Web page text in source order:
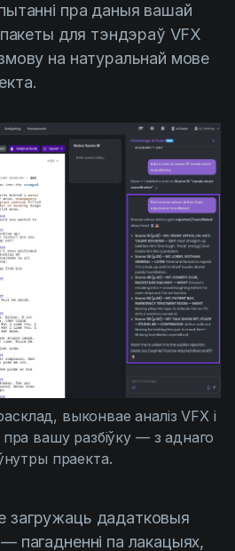
пра даныя вашай
пакеты для тэндэраў VFX
на натуральнай мове
выконвае аналіз VFX і
вашу разбіўку — з аднаго
праекта.
загружаць дадатковыя
пагадненні па лакацыях,